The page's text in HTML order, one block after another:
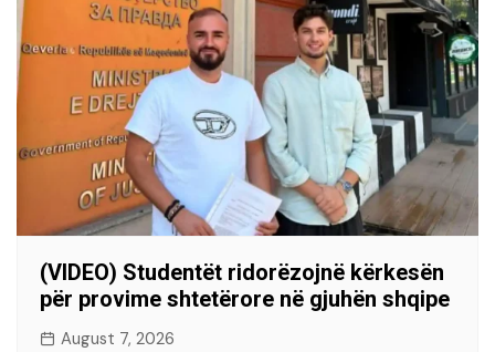
(VIDEO) Studentët ridorëzojnë kërkesën
për provime shtetërore në gjuhën shqipe
August 7, 2026